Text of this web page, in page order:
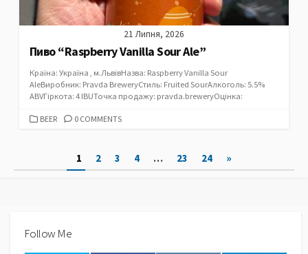
21 Липня, 2026
Пиво “Raspberry Vanilla Sour Ale”
Країна: Україна , м.ЛьвівНазва: Raspberry Vanilla Sour
AleВиробник: Pravda BreweryСтиль: Fruited SourАлкоголь: 5.5%
ABVГіркота: 4 IBUТочка продажу: pravda.breweryОцінка:
CATEGORIES
BEER 0 COMMENTS
Пагінація
записів
1 2 3 4 … 23 24 »
Follow Me